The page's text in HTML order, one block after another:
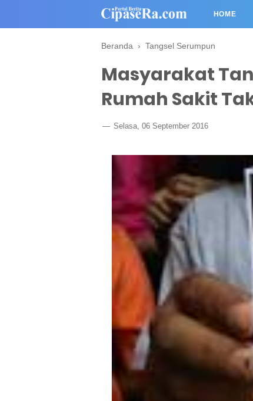
HOME
Beranda › Tangsel Serumpun
Masyarakat
Rumah Sakit
Selasa, 06 September 2016